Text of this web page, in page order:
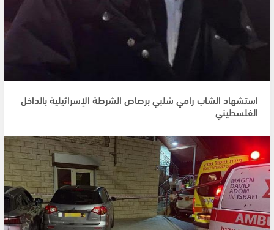
استشهاد الشاب رامي شلبي برصاص الشرطة الإسرائيلية بالداخل
الفلسطيني